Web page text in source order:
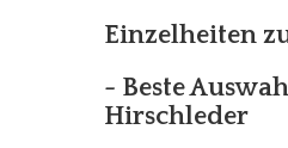
Einzelheiten
- Beste
Hirschleder